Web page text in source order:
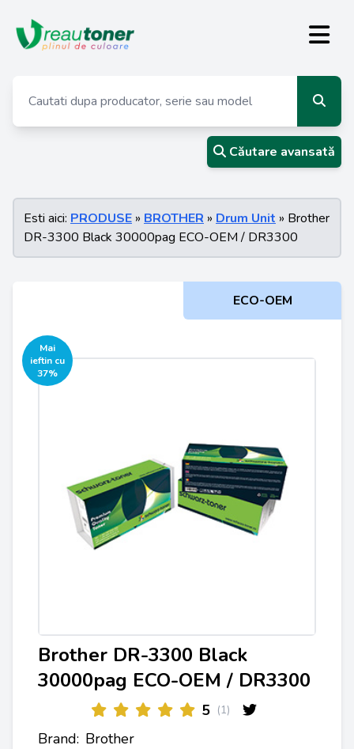
Căutare avansată
Esti aici: PRODUSE » BROTHER » Drum Unit » Brother
DR-3300 Black 30000pag ECO-OEM / DR3300
ECO-OEM
Mai
ieftin cu
37%
Brother DR-3300 Black
30000pag ECO-OEM / DR3300
5 (1)
Brand: Brother